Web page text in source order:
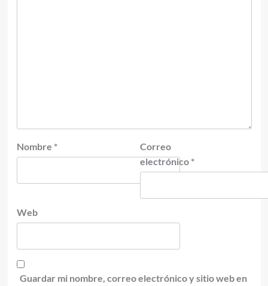
Nombre *
Correo
electrónico *
Web
Guardar mi nombre, correo electrónico y sitio web en